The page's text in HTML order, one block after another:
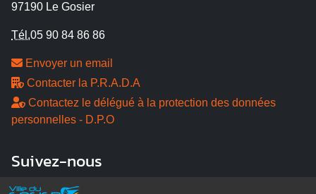
97190 Le Gosier
Tél.05 90 84 86 86
Envoyer un email
Contacter la P.R.A.D.A
Contactez le délégué à la protection des données
personnelles - D.P.O
Suivez-nous